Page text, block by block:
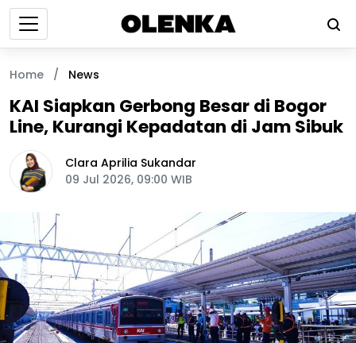
Home / News
KAI Siapkan Gerbong Besar di Bogor
Line, Kurangi Kepadatan di Jam Sibuk
Clara Aprilia Sukandar
09 Jul 2026, 09:00 WIB